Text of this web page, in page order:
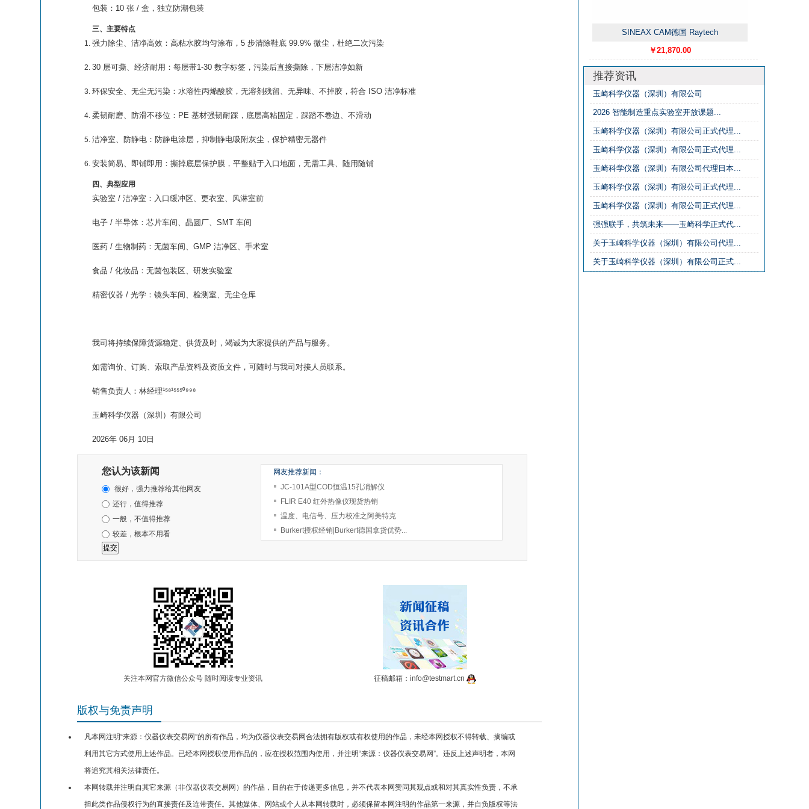
包装 ： 10 张 / 盒 ，独立防潮包装
三、主要特点
强力除尘、洁净高效 ：高粘水胶均匀涂布， 5 步清除鞋底 99.9% 微尘 ，杜绝二次污染
30 层可撕、经济耐用 ：每层带1-30 数字标签 ，污染后直接撕除，下层洁净如新
环保安全、无尘无污染 ：水溶性丙烯酸胶， 无溶剂残留、无异味、不掉胶 ，符合 ISO 洁净标准
柔韧耐磨、防滑不移位 ：PE 基材强韧耐踩，底层高粘固定， 踩踏不卷边、不滑动
洁净室、防静电 ：防静电涂层， 抑制静电吸附灰尘 ，保护精密元器件
安装简易、即铺即用 ：撕掉底层保护膜，平整贴于入口地面， 无需工具、随用随铺
四、典型应用
实验室 / 洁净室：入口缓冲区、更衣室、风淋室前
电子 / 半导体：芯片车间、晶圆厂、SMT 车间
医药 / 生物制药：无菌车间、GMP 洁净区、手术室
食品 / 化妆品：无菌包装区、研发实验室
精密仪器 / 光学：镜头车间、检测室、无尘仓库
我司将持续保障货源稳定、供货及时，竭诚为大家提供的产品与服务。
如需询价、订购、索取产品资料及资质文件，可随时与我司对接人员联系。
销售负责人：林经理¹⁵⁸¹⁵⁵⁵⁰⁹⁹⁸
玉崎科学仪器（深圳）有限公司
2026年 06月 10日
您认为该新闻
很好，强力推荐给其他网友
还行，值得推荐
一般，不值得推荐
较差，根本不用看
网友推荐新闻：
JC-101A型COD恒温15孔消解仪
FLIR E40 红外热像仪现货热销
温度、电信号、压力校准之阿美特克
Burkert授权经销|Burkert德国拿货优势...
关注本网官方微信公众号 随时阅读专业资讯 征稿邮箱：info@testmart.cn
版权与免责声明
凡本网注明“来源：仪器仪表交易网”的所有作品，均为仪器仪表交易网合法拥有版权或有权使用的作品，未经本网授权不得转载、摘编或
利用其它方式使用上述作品。已经本网授权使用作品的，应在授权范围内使用，并注明“来源：仪器仪表交易网”。违反上述声明者，本网
将追究其相关法律责任。
本网转载并注明自其它来源（非仪器仪表交易网）的作品，目的在于传递更多信息，并不代表本网赞同其观点或和对其真实性负责，不承
担此类作品侵权行为的直接责任及连带责任。其他媒体、网站或个人从本网转载时，必须保留本网注明的作品第一来源，并自负版权等法
SINEAX CAM德国 Raytech
￥21,870.00
推荐资讯
玉崎科学仪器（深圳）有限公司
2026 智能制造重点实验室开放课题...
玉崎科学仪器（深圳）有限公司正式代理...
玉崎科学仪器（深圳）有限公司正式代理...
玉崎科学仪器（深圳）有限公司代理日本...
玉崎科学仪器（深圳）有限公司正式代理...
玉崎科学仪器（深圳）有限公司正式代理...
强强联手，共筑未来——玉崎科学正式代...
关于玉崎科学仪器（深圳）有限公司代理...
关于玉崎科学仪器（深圳）有限公司正式...